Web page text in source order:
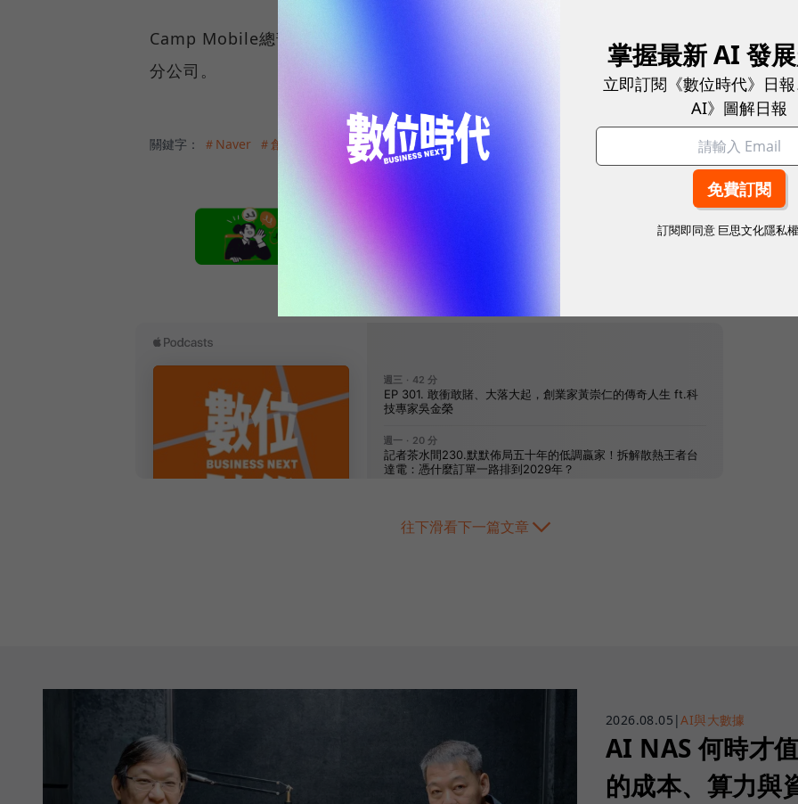
Camp Mobile總部設立於韓國首爾江南區，在台灣、日本、美國、香港及東南亞皆設
分公司。
關鍵字： ＃Naver ＃創新創業
往下滑看下一篇文章
2026.08.05 |AI與大數據
AI NAS 何時才
的成本、算力與
掌握最新 AI 發
立即訂閱《數位時代》日
AI》圖解日報
訂閱即同意 巨思文化隱私